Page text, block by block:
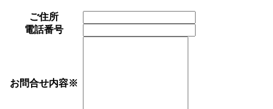
ご住所
電話番号
お問合せ内容※